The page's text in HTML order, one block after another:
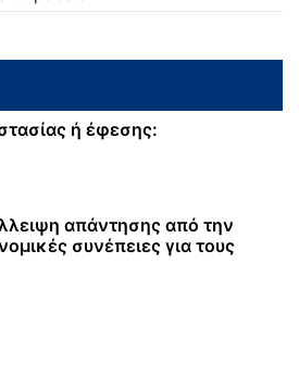
ή έφεσης:
απάντησης από την
συνέπειες για τους